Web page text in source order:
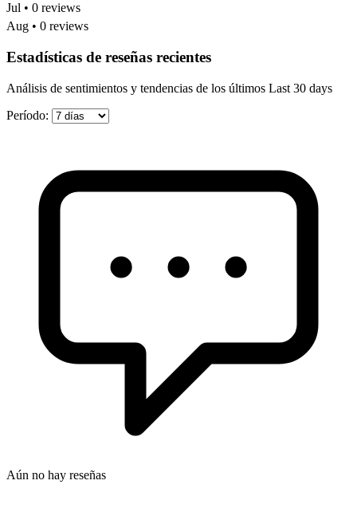
Jul • 0 reviews
Aug • 0 reviews
Estadísticas de reseñas recientes
Análisis de sentimientos y tendencias de los últimos Last 30 days
Período:
Aún no hay reseñas